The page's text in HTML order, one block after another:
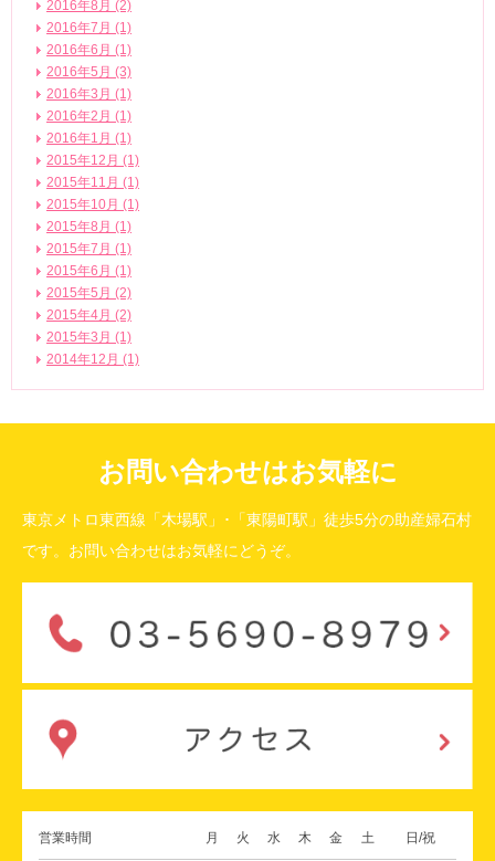
2016年8月 (2)
2016年7月 (1)
2016年6月 (1)
2016年5月 (3)
2016年3月 (1)
2016年2月 (1)
2016年1月 (1)
2015年12月 (1)
2015年11月 (1)
2015年10月 (1)
2015年8月 (1)
2015年7月 (1)
2015年6月 (1)
2015年5月 (2)
2015年4月 (2)
2015年3月 (1)
2014年12月 (1)
お問い合わせはお気軽に
東京メトロ東西線「木場駅」･「東陽町駅」徒歩5分の助産婦石村
です。お問い合わせはお気軽にどうぞ。
営業時間 月 火 水 木 金 土 日/祝